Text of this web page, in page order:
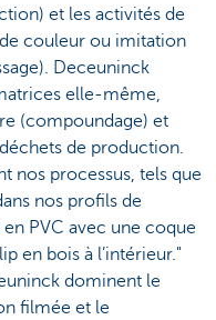
et les activités de
couleur ou imitation
Deceuninck
elle-même,
(compoundage) et
de production.
nos processus, tels que
nos profils de
PVC avec une coque
en bois à l’intérieur."
dominent le
filmée et le